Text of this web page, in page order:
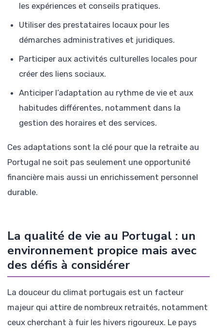
les expériences et conseils pratiques.
Utiliser des prestataires locaux pour les
démarches administratives et juridiques.
Participer aux activités culturelles locales pour
créer des liens sociaux.
Anticiper l’adaptation au rythme de vie et aux
habitudes différentes, notamment dans la
gestion des horaires et des services.
Ces adaptations sont la clé pour que la retraite au
Portugal ne soit pas seulement une opportunité
financière mais aussi un enrichissement personnel
durable.
La qualité de vie au Portugal : un
environnement propice mais avec
des défis à considérer
La douceur du climat portugais est un facteur
majeur qui attire de nombreux retraités, notamment
ceux cherchant à fuir les hivers rigoureux. Le pays